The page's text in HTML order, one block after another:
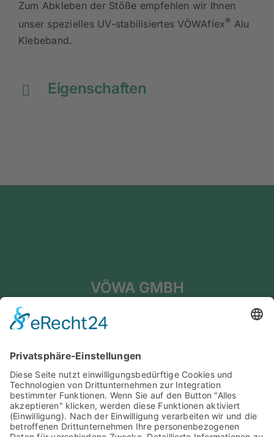
Zum Abkleben der Stöße empfehlen wir Ihnen
unser spezielles UV-stabilisiertes VÖWAflex
Eigenschaften
VÖWA GMBH
Haunstetter Str. 4
86399 Bobingen
KONTAKT
Telefon: +49 8234 96 56 -0